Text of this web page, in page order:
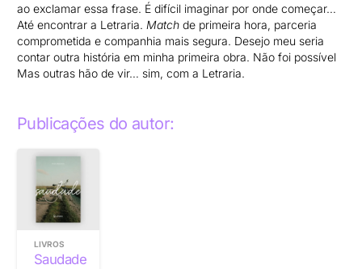
ao exclamar essa frase. É difícil imaginar por onde começar…
Até encontrar a Letraria. Match de primeira hora, parceria
comprometida e companhia mais segura. Desejo meu seria
contar outra história em minha primeira obra. Não foi possível
Mas outras hão de vir… sim, com a Letraria.
Publicações do autor:
LIVROS
Saudade